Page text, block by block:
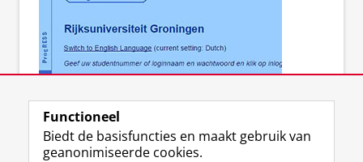
ProgRESS WWW
Functioneel
Biedt de basisfuncties en maakt gebruik van
geanonimiseerde cookies.